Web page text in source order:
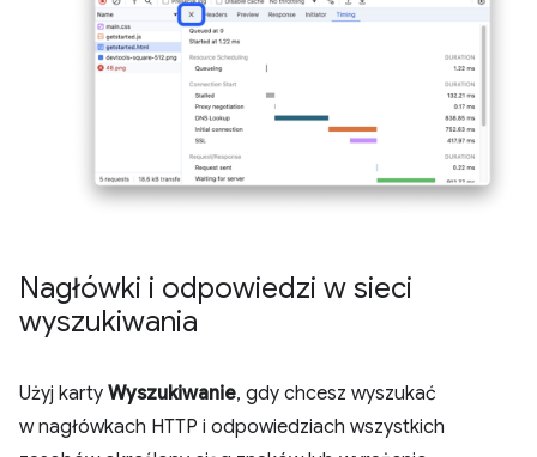
Nagłówki i odpowiedzi w sieci
wyszukiwania
Użyj karty Wyszukiwanie, gdy chcesz wyszukać
w nagłówkach HTTP i odpowiedziach wszystkich